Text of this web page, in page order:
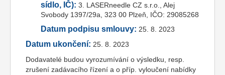
sídlo, IČ): 3. LASERneedle CZ s.r.o., Alej
Svobody 1397/29a, 323 00 Plzeň, IČO: 29085268
Datum podpisu smlouvy: 25. 8. 2023
Datum ukončení: 25. 8. 2023
Dodavatelé budou vyrozumívání o výsledku, resp.
zrušení zadávacího řízení a o příp. vyloučení nabídky